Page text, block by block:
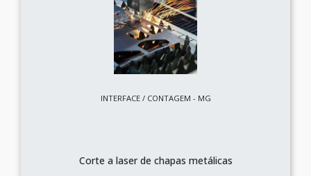
INTERFACE / CONTAGEM - MG
Corte a laser de chapas metálicas